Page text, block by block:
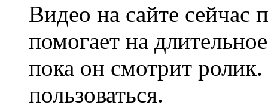
Видео на сайте
помогает на
пока он смотрит
пользоваться.